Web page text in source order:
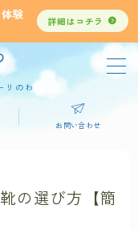
験
詳細はコチラ
リのわ
お問い合わせ
の選び方【簡